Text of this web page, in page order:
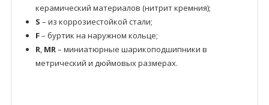
керамический материалов (нитрит кремния);
S – из коррозиестойкой стали;
F– буртик на наружном кольце;
R, MR– миниатюрные шарикоподшипники в
метрический и дюймовых размерах.